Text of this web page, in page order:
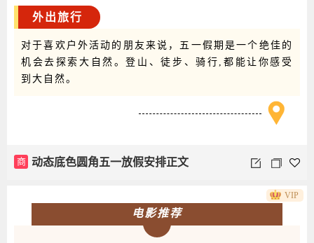
外出旅行
对于喜欢户外活动的朋友来说，五一假期是一个绝佳的
机会去探索大自然。登山、徒步、骑行,都能让你感受
到大自然。
商 动态底色圆角五一放假安排正文
电影推荐
VIP